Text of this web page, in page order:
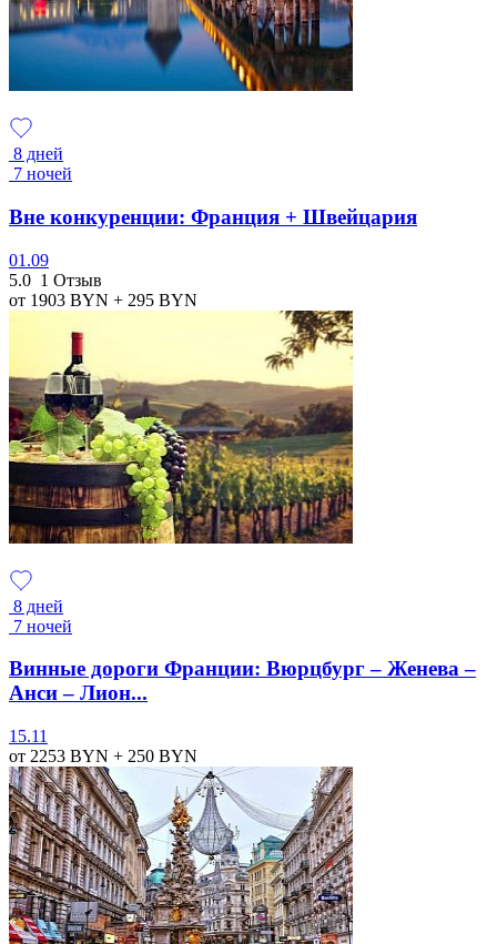
8 дней
7 ночей
Вне конкуренции: Франция + Швейцария
01.09
5.0 1 Отзыв
от 1903 BYN + 295 BYN
8 дней
7 ночей
Винные дороги Франции: Вюрцбург – Женева –
Анси – Лион...
15.11
от 2253 BYN + 250 BYN